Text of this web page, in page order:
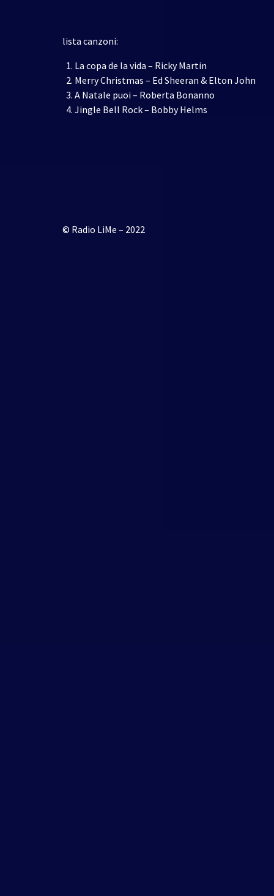
lista canzoni:
La copa de la vida – Ricky Martin
Merry Christmas – Ed Sheeran & Elton John
A Natale puoi – Roberta Bonanno
Jingle Bell Rock – Bobby Helms
© Radio LiMe – 2022